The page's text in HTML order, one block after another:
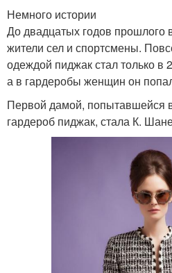
Немного истории
До двадцатых годов прошлого
жители сел и спортсмены.
одеждой пиджак стал только в
а в гардеробы женщин он
Первой дамой, попытавшейся
гардероб пиджак, стала К.